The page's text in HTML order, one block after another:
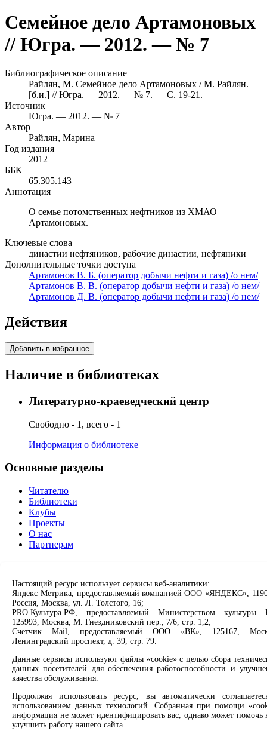
Семейное дело Артамоновых
// Югра. — 2012. — № 7
Библиографическое описание
Райлян, М. Семейное дело Артамоновых / М. Райлян. —
[б.и.] // Югра. — 2012. — № 7. — С. 19-21.
Источник
Югра. — 2012. — № 7
Автор
Райлян, Марина
Год издания
2012
ББК
65.305.143
Аннотация
О семье потомственных нефтников из ХМАО
Артамоновых.
Ключевые слова
династии нефтяников, рабочие династии, нефтяники
Дополнительные точки доступа
Артамонов В. Б. (оператор добычи нефти и газа) /о нем/
Артамонов В. В. (оператор добычи нефти и газа) /о нем/
Артамонов Д. В. (оператор добычи нефти и газа) /о нем/
Действия
Добавить в избранное
Наличие в библиотеках
Литературно-краеведческий центр
Свободно - 1, всего - 1
Информация о библиотеке
Основные разделы
Читателю
Библиотеки
Клубы
Проекты
О нас
Партнерам
Продлить книгу
Спроси библиотекаря
Спроси краеведа
Оцените качество услуг
Направить обращение директору
Соцсети
Вконтакте
Max
Rutube
Настоящий ресурс использует сервисы веб-аналитики:
Яндекс Метрика, предоставляемый компанией ООО «ЯНДЕКС»,
Россия, Москва, ул. Л. Толстого, 16;
PRO.Культура.РФ, предоставляемый Министерством культуры
125993, Москва, М. Гнездниковский пер., 7/6, стр. 1,2;
Счетчик Mail, предоставляемый ООО «ВК», 125167,
Ленинградский проспект, д. 39, стр. 79.
Данные сервисы используют файлы «cookie» с целью сбора
данных посетителей для обеспечения работоспособности и
качества обслуживания.
Продолжая использовать ресурс, вы автоматически
использованием данных технологий. Собранная при помощи
информация не может идентифицировать вас, однако может помочь
улучшить работу нашего сайта.